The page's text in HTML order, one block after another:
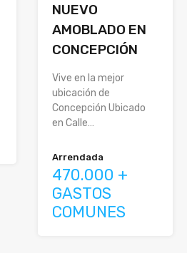
NUEVO
AMOBLADO EN
CONCEPCIÓN
Vive en la mejor
ubicación de
Concepción Ubicado
en Calle…
Arrendada
470.000 +
GASTOS
COMUNES